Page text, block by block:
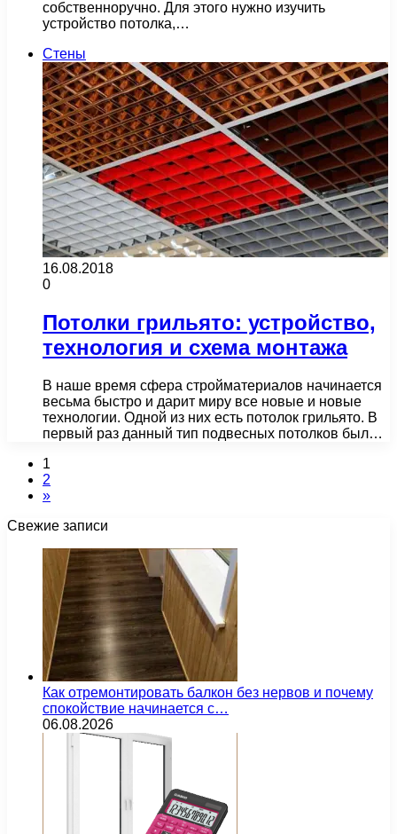
собственноручно. Для этого нужно изучить
устройство потолка,…
Стены
16.08.2018
0
Потолки грильято: устройство,
технология и схема монтажа
В наше время сфера стройматериалов начинается
весьма быстро и дарит миру все новые и новые
технологии. Одной из них есть потолок грильято. В
первый раз данный тип подвесных потолков был…
1
2
»
Свежие записи
Как отремонтировать балкон без нервов и почему
спокойствие начинается с…
06.08.2026